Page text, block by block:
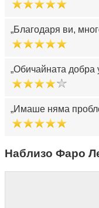
Благодаря ви,
Обичайната добра
Имаше няма
Наблизо Фаро